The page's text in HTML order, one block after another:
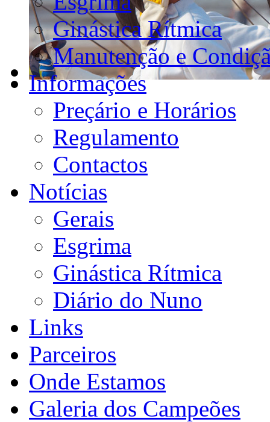
Ginástica Rítmica
Manutenção e
Informações
Preçário e Horários
Regulamento
Contactos
Notícias
Gerais
Esgrima
Ginástica Rítmica
Diário do Nuno
Links
Parceiros
Onde Estamos
Galeria dos Campeões